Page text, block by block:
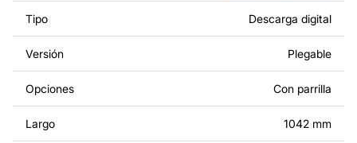
Puedes utilizar estos archivos para crear productos
acabados tanto para un uso personal como comercial,
así como para la venta de productos creados a partir de
los diseños. Ten en cuenta que está estrictamente
prohibido revender o compartir los archivos originales o
modificados.
Tipo Descarga digital
Versión Plegable
Opciones Con parrilla
Largo 1042 mm